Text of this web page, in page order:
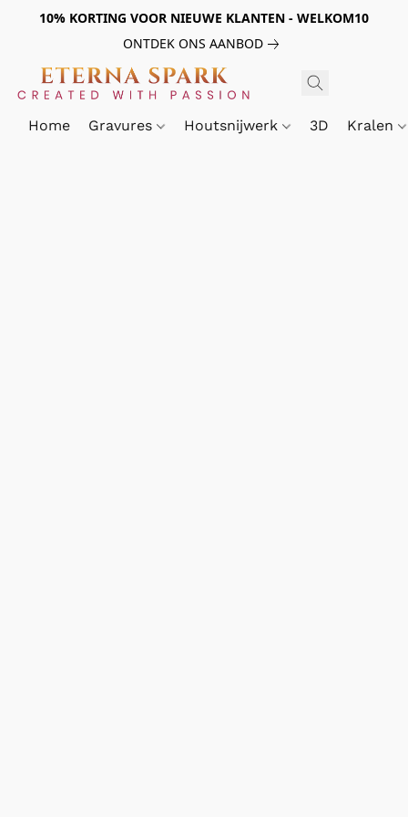
10% KORTING VOOR NIEUWE KLANTEN - WELKOM10
ONTDEK ONS AANBOD
Home Gravures Houtsnijwerk 3D Kralen